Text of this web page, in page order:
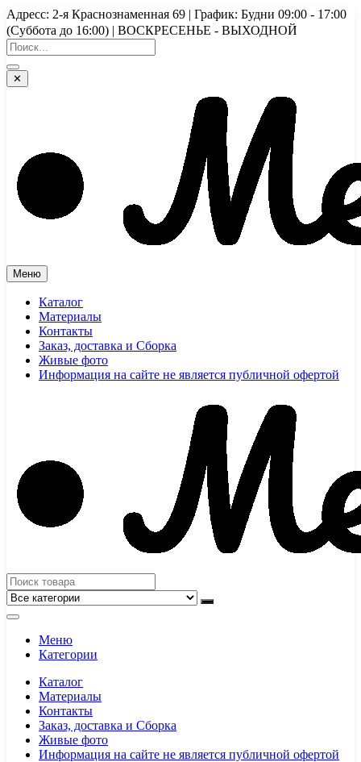
Перейти
к
содержимому
Адресс: 2-я Краснознаменная 69 | График: Будни 09:00 - 17:00
(Суббота до 16:00) | ВОСКРЕСЕНЬЕ - ВЫХОДНОЙ
✕
Меню
Каталог
Материалы
Контакты
Заказ, доставка и Сборка
Живые фото
Информация на сайте не является публичной офертой
Меню
Категории
Каталог
Материалы
Контакты
Заказ, доставка и Сборка
Живые фото
Информация на сайте не является публичной офертой